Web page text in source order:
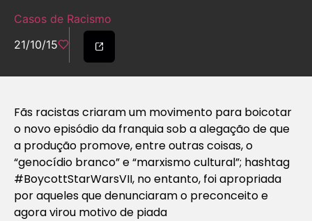
Casos de Racismo
21/10/15
Fãs racistas criaram um movimento para boicotar
o novo episódio da franquia sob a alegação de que
a produção promove, entre outras coisas, o
“genocídio branco” e “marxismo cultural”; hashtag
#BoycottStarWarsVII, no entanto, foi apropriada
por aqueles que denunciaram o preconceito e
agora virou motivo de piada